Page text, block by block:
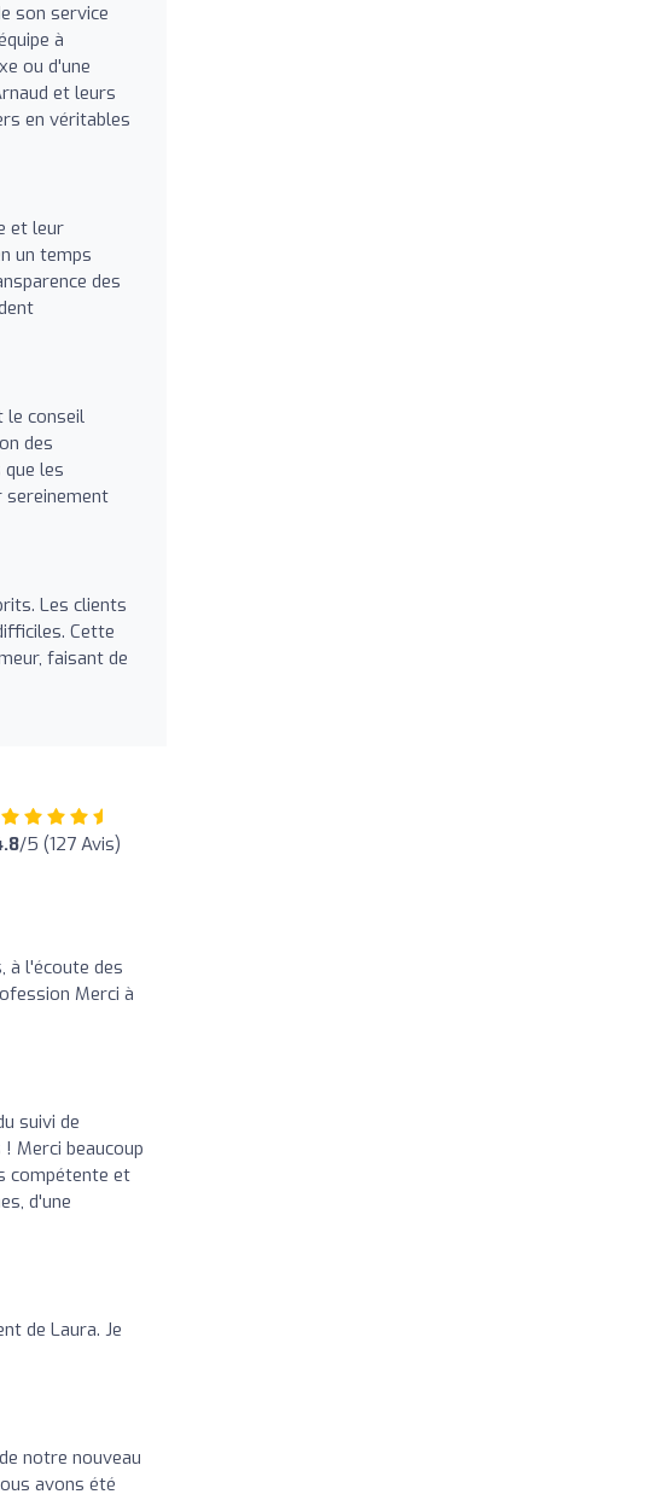
son service
à
ou d'une
et leurs
en véritables
et leur
un temps
des
le conseil
des
les
sereinement
Les clients
Cette
faisant de
/5 (127 Avis)
à l'écoute des
Merci à
suivi de
Merci beaucoup
compétente et
d'une
de Laura. Je
notre nouveau
avons été